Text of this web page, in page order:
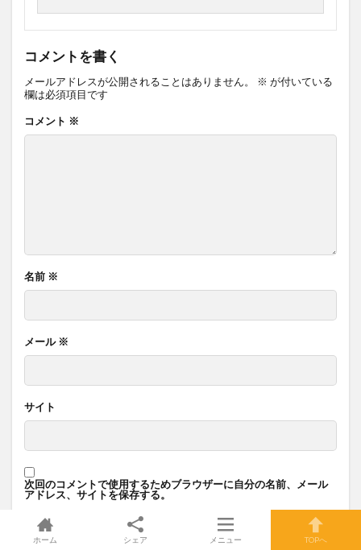
コメントを書く
メールアドレスが公開されることはありません。 ※ が付いている
欄は必須項目です
コメント ※
名前 ※
メール ※
サイト
次回のコメントで使用するためブラウザーに自分の名前、メール
アドレス、サイトを保存する。
ホーム シェア メニュー TOPへ